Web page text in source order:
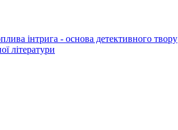
інтрига - основа детективного твору
літератури